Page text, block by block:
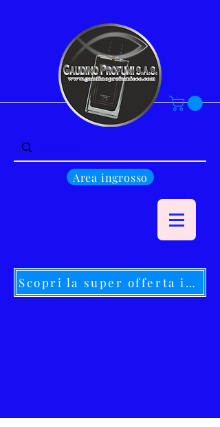
Scopri la super offerta in corso
Area ingrosso